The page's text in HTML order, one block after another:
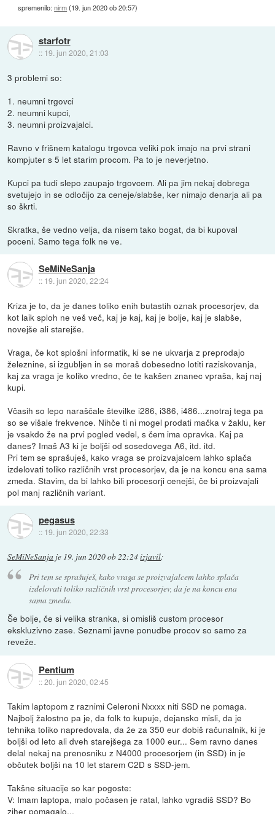
spremenilo:nirm(19. jun 2020 ob 20:57)
starfotr
:: 19. jun 2020, 21:03
3 problemi so:
1. neumni trgovci
2. neumni kupci,
3. neumni proizvajalci.
Ravno v frišnem katalogu trgovca veliki pok imajo na prvi strani
kompjuter s 5 let starim procom. Pa to je neverjetno.
Kupci pa tudi slepo zaupajo trgovcem. Ali pa jim nekaj dobrega
svetujejo in se odločijo za ceneje/slabše, ker nimajo denarja ali pa
so škrti.
Skratka, še vedno velja, da nisem tako bogat, da bi kupoval
poceni. Samo tega folk ne ve.
SeMiNeSanja
:: 19. jun 2020, 22:24
Kriza je to, da je danes toliko enih butastih oznak procesorjev, da
kot laik sploh ne veš več, kaj je kaj, kaj je bolje, kaj je slabše,
novejše ali starejše.
Vraga, če kot splošni informatik, ki se ne ukvarja z preprodajo
železnine, si izgubljen in se moraš dobesedno lotiti raziskovanja,
kaj za vraga je koliko vredno, če te kakšen znanec vpraša, kaj naj
kupi.
Včasih so lepo naraščale številke i286, i386, i486...znotraj tega pa
so se višale frekvence. Nihče ti ni mogel prodati mačka v žaklu, ker
je vsakdo že na prvi pogled vedel, s čem ima opravka. Kaj pa
danes? Imaš A3 ki je boljši od sosedovega A6, itd. itd.
Pri tem se sprašuješ, kako vraga se proizvajalcem lahko splača
izdelovati toliko različnih vrst procesorjev, da je na koncu ena sama
zmeda. Stavim, da bi lahko bili procesorji cenejši, če bi proizvajali
pol manj različnih variant.
pegasus
:: 19. jun 2020, 22:33
SeMiNeSanja je 19. jun 2020 ob 22:24izjavil:
Pri tem se sprašuješ, kako vraga se proizvajalcem lahko splača
izdelovati toliko različnih vrst procesorjev, da je na koncu ena
sama zmeda.
Še bolje, če si velika stranka, si omisliš custom procesor
ekskluzivno zase. Seznami javne ponudbe procov so samo za
reveže.
Pentium
::20. jun 2020, 02:45
Takim laptopom z raznimi Celeroni Nxxxx niti SSD ne pomaga.
Najbolj žalostno pa je, da folk to kupuje, dejansko misli, da je
tehnika toliko napredovala, da že za 350 eur dobiš računalnik, ki je
boljši od leto ali dveh starejšega za 1000 eur... Sem ravno danes
delal nekaj na prenosniku z N4000 procesorjem (in SSD) in je
občutek boljši na 10 let starem C2D s SSD-jem.
Takšne situacije so kar pogoste:
V: Imam laptopa, malo počasen je ratal, lahko vgradiš SSD? Bo
ziher pomagalo...